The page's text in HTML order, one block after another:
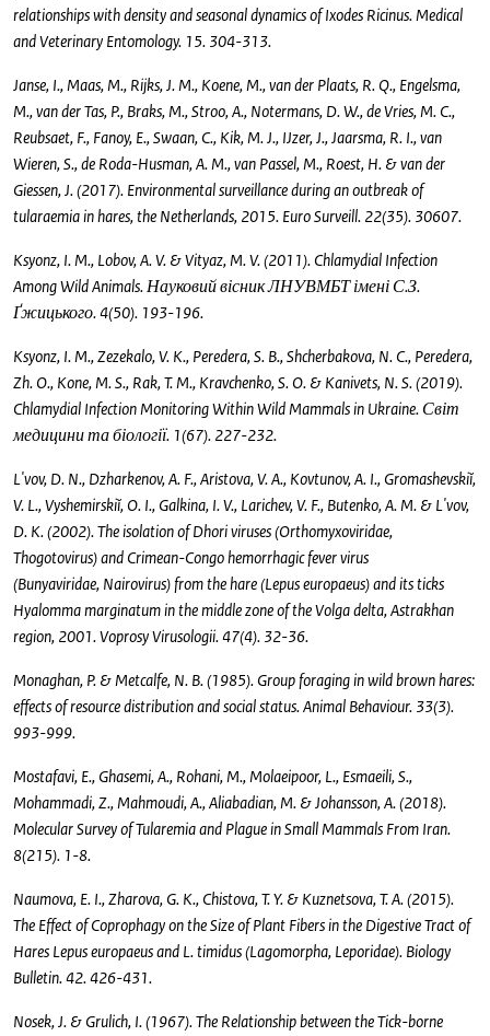
relationships with density and seasonal dynamics of Ixodes Ricinus. Medical
and Veterinary Entomology. 15. 304-313.
Janse, I., Maas, M., Rijks, J. M., Koene, M., van der Plaats, R. Q., Engelsma,
M., van der Tas, P., Braks, M., Stroo, A., Notermans, D. W., de Vries, M. C.,
Reubsaet, F., Fanoy, E., Swaan, C., Kik, M. J., IJzer, J., Jaarsma, R. I., van
Wieren, S., de Roda-Husman, A. M., van Passel, M., Roest, H. & van der
Giessen, J. (2017). Environmental surveillance during an outbreak of
tularaemia in hares, the Netherlands, 2015. Euro Surveill. 22(35). 30607.
Ksyonz, I. M., Lobov, A. V. & Vityaz, M. V. (2011). Chlamydial Infection
Among Wild Animals. Науковий вісник ЛНУВМБТ імені С.З.
Ґжицького. 4(50). 193-196.
Ksyonz, I. M., Zezekalo, V. K., Peredera, S. B., Shcherbakova, N. C., Peredera,
Zh. O., Kone, M. S., Rak, T. M., Kravchenko, S. O. & Kanivets, N. S. (2019).
Chlamydial Infection Monitoring Within Wild Mammals in Ukraine. Світ
медицини та біології. 1(67). 227-232.
L'vov, D. N., Dzharkenov, A. F., Aristova, V. A., Kovtunov, A. I., Gromashevskiĭ,
V. L., Vyshemirskiĭ, O. I., Galkina, I. V., Larichev, V. F., Butenko, A. M. & L'vov,
D. K. (2002). The isolation of Dhori viruses (Orthomyxoviridae,
Thogotovirus) and Crimean-Congo hemorrhagic fever virus
(Bunyaviridae, Nairovirus) from the hare (Lepus europaeus) and its ticks
Hyalomma marginatum in the middle zone of the Volga delta, Astrakhan
region, 2001. Voprosy Virusologii. 47(4). 32-36.
Monaghan, P. & Metcalfe, N. B. (1985). Group foraging in wild brown hares:
effects of resource distribution and social status. Animal Behaviour. 33(3).
993-999.
Mostafavi, E., Ghasemi, A., Rohani, M., Molaeipoor, L., Esmaeili, S.,
Mohammadi, Z., Mahmoudi, A., Aliabadian, M. & Johansson, A. (2018).
Molecular Survey of Tularemia and Plague in Small Mammals From Iran.
8(215). 1-8.
Naumova, E. I., Zharova, G. K., Chistova, T. Y. & Kuznetsova, T. A. (2015).
The Effect of Coprophagy on the Size of Plant Fibers in the Digestive Tract of
Hares Lepus europaeus and L. timidus (Lagomorpha, Leporidae). Biology
Bulletin. 42. 426-431.
Nosek, J. & Grulich, I. (1967). The Relationship between the Tick-borne